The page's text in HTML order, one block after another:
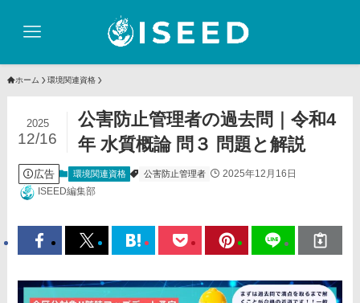
ホーム 環境関連資格
公害防止管理者の過去問｜令和4
年 水質概論 問３ 問題と解説
2025
12/16
広告 環境関連資格 公害防止管理者
2025年12月16日
ISEED編集部